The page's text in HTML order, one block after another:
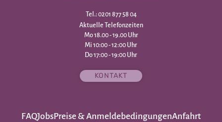
Tel.: 0201 877 58 04
Aktuelle Telefonzeiten
Mo 18.00 - 19.00 Uhr
Mi 10:00 - 12:00 Uhr
Do 17:00 - 19:00 Uhr
KONTAKT
FAQJobsPreise & AnmeldebedingungenAnfahrt